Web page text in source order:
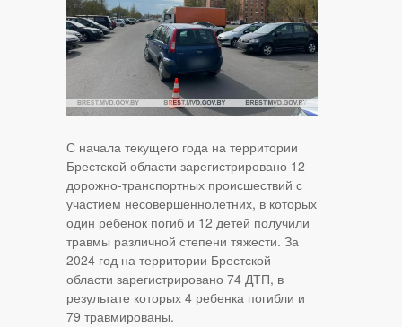
С начала текущего года на территории
Брестской области зарегистрировано 12
дорожно-транспортных происшествий с
участием несовершеннолетних, в которых
один ребенок погиб и 12 детей получили
травмы различной степени тяжести. За
2024 год на территории Брестской
области зарегистрировано 74 ДТП, в
результате которых 4 ребенка погибли и
79 травмированы.